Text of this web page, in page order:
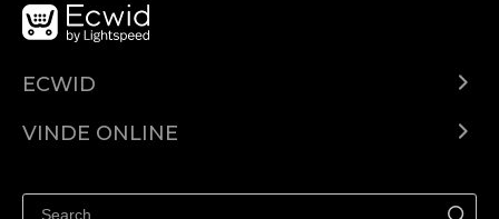
ECWID
Prețuri
VINDE ONLINE
Vinde pe Facebook